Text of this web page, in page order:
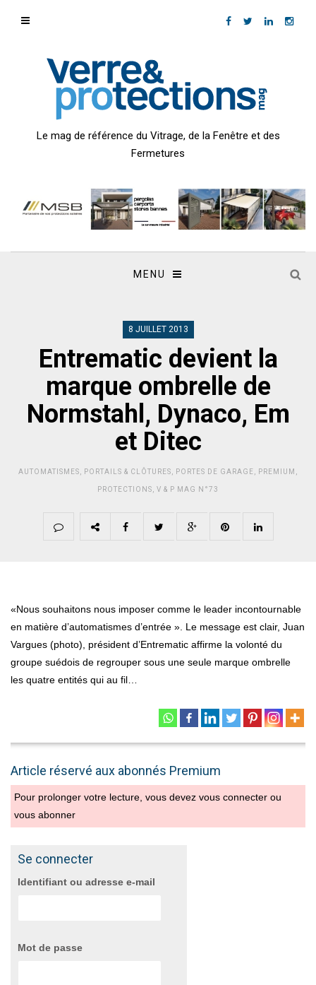
Le mag de référence du Vitrage, de la Fenêtre et des
Fermetures
MENU
8 JUILLET 2013
Entrematic devient la
marque ombrelle de
Normstahl, Dynaco, Em
et Ditec
AUTOMATISMES PORTAILS & CLÔTURES PORTES DE GARAGE PREMIUM
PROTECTIONS V & P MAG N°73
«Nous souhaitons nous imposer comme le leader incontournable
en matière d’automatismes d’entrée ». Le message est clair, Juan
Vargues (photo), président d’Entrematic affirme la volonté du
groupe suédois de regrouper sous une seule marque ombrelle
les quatre entités qui au fil…
Article réservé aux abonnés Premium
Pour prolonger votre lecture, vous devez vous connecter ou
vous abonner
Se connecter
Identifiant ou adresse e-mail
Mot de passe